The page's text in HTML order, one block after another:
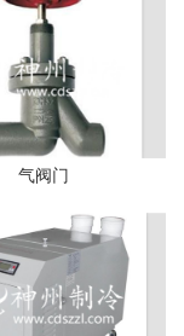
气阀门